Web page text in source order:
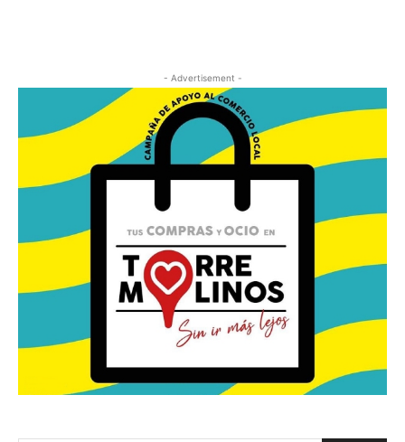
- Advertisement -